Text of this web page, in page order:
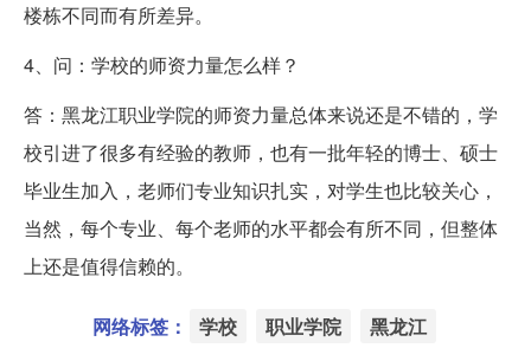
楼栋不同而有所差异。
4、问：学校的师资力量怎么样？
答：黑龙江职业学院的师资力量总体来说还是不错的，学
校引进了很多有经验的教师，也有一批年轻的博士、硕士
毕业生加入，老师们专业知识扎实，对学生也比较关心，
当然，每个专业、每个老师的水平都会有所不同，但整体
上还是值得信赖的。
网络标签： 学校 职业学院 黑龙江